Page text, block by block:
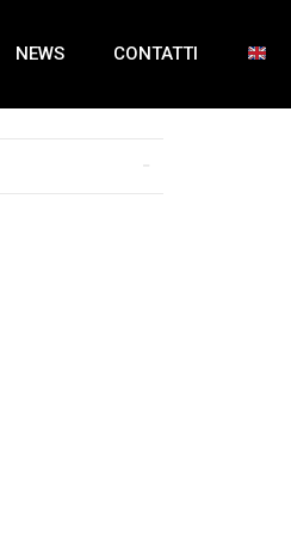
NEWS CONTATTI